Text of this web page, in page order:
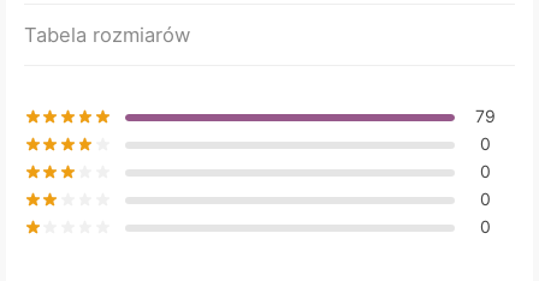
page
Tabela rozmiarów
79
0
0
0
0